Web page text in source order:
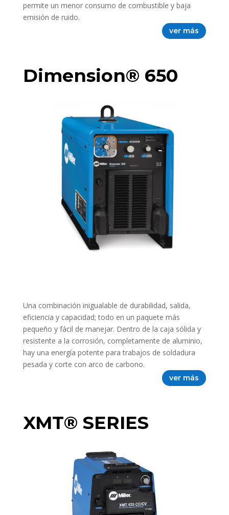
permite un menor consumo de combustible y baja
emisión de ruido.
ver más
Dimension® 650
Una combinación inigualable de durabilidad, salida,
eficiencia y capacidad; todo en un paquete más
pequeño y fácil de manejar. Dentro de la caja sólida y
resistente a la corrosión, completamente de aluminio,
hay una energía potente para trabajos de soldadura
pesada y corte con arco de carbono.
ver más
XMT® SERIES